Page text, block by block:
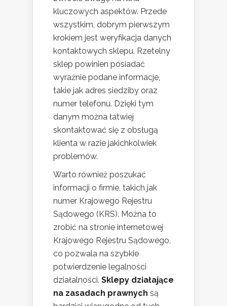
kluczowych aspektów. Przede
wszystkim, dobrym pierwszym
krokiem jest weryfikacja danych
kontaktowych sklepu. Rzetelny
sklep powinien posiadać
wyraźnie podane informacje,
takie jak adres siedziby oraz
numer telefonu. Dzięki tym
danym można łatwiej
skontaktować się z obsługą
klienta w razie jakichkolwiek
problemów.
Warto również poszukać
informacji o firmie, takich jak
numer Krajowego Rejestru
Sądowego (KRS). Można to
zrobić na stronie internetowej
Krajowego Rejestru Sądowego,
co pozwala na szybkie
potwierdzenie legalności
działalności. Sklepy działające
na zasadach prawnych są